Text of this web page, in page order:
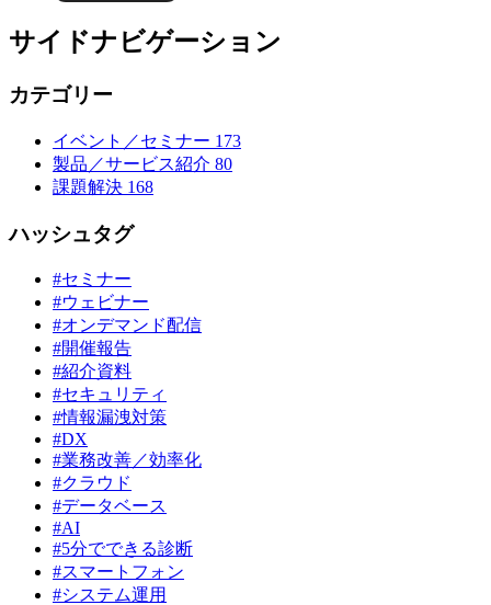
サイドナビゲーション
カテゴリー
イベント／セミナー 173
製品／サービス紹介 80
課題解決 168
ハッシュタグ
#セミナー
#ウェビナー
#オンデマンド配信
#開催報告
#紹介資料
#セキュリティ
#情報漏洩対策
#DX
#業務改善／効率化
#クラウド
#データベース
#AI
#5分でできる診断
#スマートフォン
#システム運用